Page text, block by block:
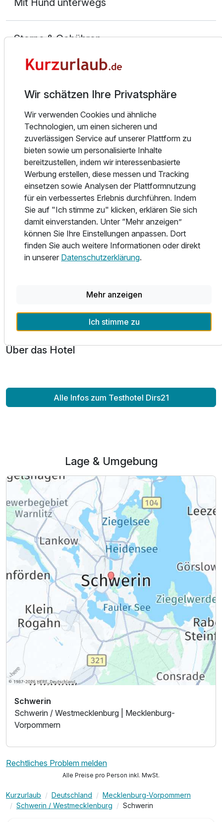
Zusatznächte
Doppelzimmer Komfort
2 Erwachsene und 2 Kinder
Ausstattung
Zusatznächte
Für 3 Tage p.P. ab4.820,00 €
1 Erwachsenen und 1 Kind
Zusatznächte
Storno & Gebühren
Check-in ab 15 Uhr Check-out bis 11 Uhr
Über das Hotel
Alle Infos zum Testhotel Dirs21
Lage & Umgebung
Schwerin
Schwerin / Westmecklenburg | Mecklenburg-
Vorpommern
Rechtliches Problem melden
Alle Preise pro Person inkl. MwSt.
Kurzurlaub Deutschland
Mecklenburg-Vorpommern
Schwerin / Westmecklenburg
Schwerin
Wir schätzen Ihre Privatsphäre
Wir verwenden Cookies und ähnliche
Technologien, um einen sicheren und
zuverlässigen Service auf unserer Plattform zu
bieten sowie um personalisierte Inhalte
bereitzustellen, indem wir interessenbasierte
Werbung erstellen, diese messen und Tracking
einsetzen sowie Analysen der Plattformnutzung
für ein verbessertes Erlebnis durchführen. Indem
Sie auf "Ich stimme zu" klicken, erklären Sie sich
damit einverstanden. Unter “Mehr anzeigen”
können Sie Ihre Einstellungen anpassen. Dort
finden Sie auch weitere Informationen oder direkt
in unserer Datenschutzerklärung.
Mehr anzeigen
Ich stimme zu